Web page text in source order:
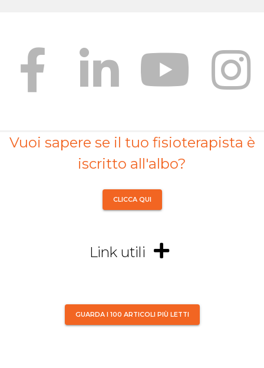
Vuoi sapere se il tuo fisioterapista è
iscritto all'albo?
CLICCA QUI
Link utili
GUARDA I 100 ARTICOLI PIÙ LETTI